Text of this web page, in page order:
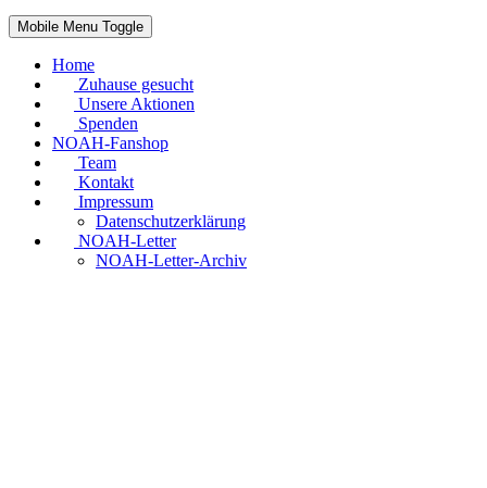
Mobile Menu Toggle
Home
Zuhause gesucht
Unsere Aktionen
Spenden
NOAH-Fanshop
Team
Kontakt
Impressum
Datenschutzerklärung
NOAH-Letter
NOAH-Letter-Archiv